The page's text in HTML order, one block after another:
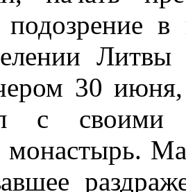
подозрение в
30 июня,
с своими
монастырь.